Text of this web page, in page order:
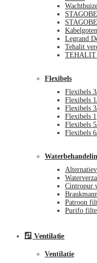
Legrand
Tehalit
TEHALIT
Flexibels
Flexibels
Flexibels
Flexibels
Flexibels 1
Flexibels
Flexibels
Cintropur
Patroon
Purifo
🪟 Ventilatie
Ventilatie